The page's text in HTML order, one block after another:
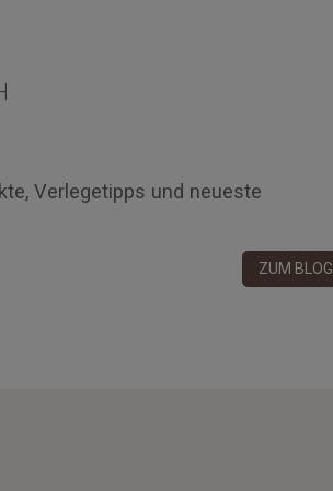
Verlegetipps und neueste
ZUM BLOG